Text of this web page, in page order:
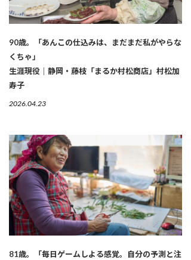
90歳。「あんこの仕込みは、まだまだ私がやらな
くちゃ」
生涯現役｜静岡・藤枝「まるか村松商店」村松加
寿子
2026.04.23
81歳。「毎日ゲームしよる感覚。自分の予測と注